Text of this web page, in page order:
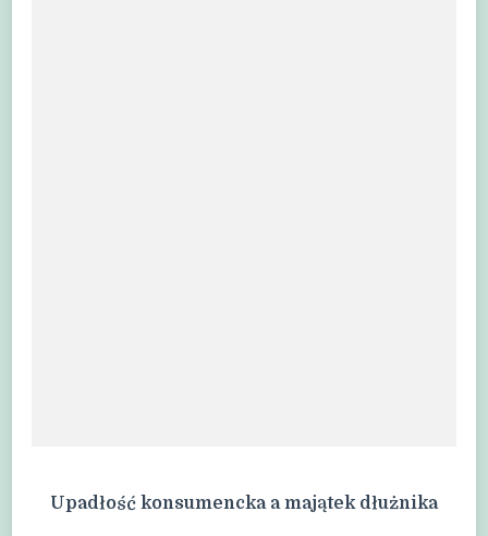
Upadłość konsumencka a majątek dłużnika